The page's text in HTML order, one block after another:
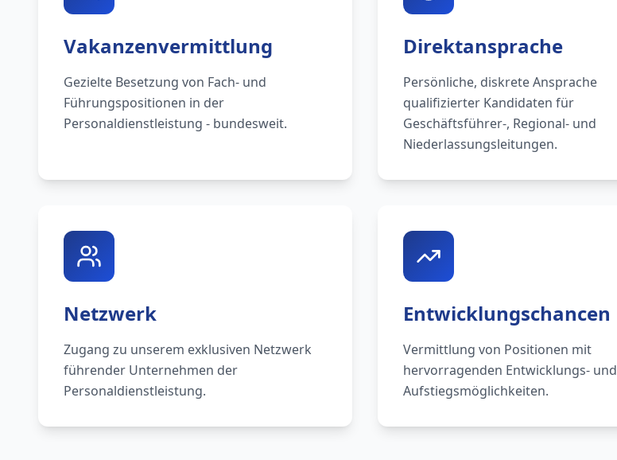
Vakanzenvermittlung
Gezielte Besetzung von Fach- und
Führungspositionen in der
Personaldienstleistung - bundesweit.
Direktansprache
Persönliche, diskrete Ansprache
qualifizierter Kandidaten für
Geschäftsführer-, Regional- und
Niederlassungsleitungen.
Netzwerk
Zugang zu unserem exklusiven Netzwerk
führender Unternehmen der
Personaldienstleistung.
Entwicklungschancen
Vermittlung von Positionen mit
hervorragenden Entwicklungs- und
Aufstiegsmöglichkeiten.